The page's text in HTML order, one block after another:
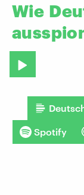
Wie
Spotify